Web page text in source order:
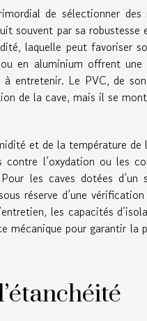
de sélectionner des
souvent par sa
laquelle peut favoriser
en aluminium offrent
entretenir. Le PVC, de
de la cave, mais il se
et de la température
l’oxydation ou les
les caves dotées d’un
réserve d’une
les capacités
pour garantir la